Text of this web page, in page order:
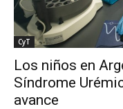
CyT
Los niños en
Síndrome
avance